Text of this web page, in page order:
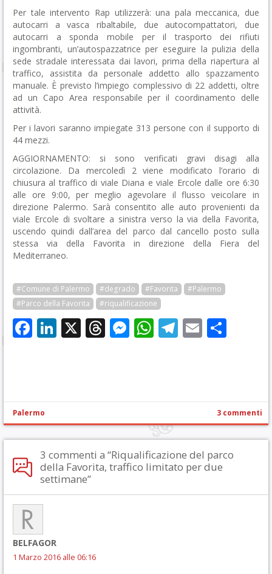
Per tale intervento Rap utilizzerà: una pala meccanica, due
autocarri a vasca ribaltabile, due autocompattatori, due
autocarri a sponda mobile per il trasporto dei rifiuti
ingombranti, un’autospazzatrice per eseguire la pulizia della
sede stradale interessata dai lavori, prima della riapertura al
traffico, assistita da personale addetto allo spazzamento
manuale. È previsto l’impiego complessivo di 22 addetti, oltre
ad un Capo Area responsabile per il coordinamento delle
attività.
Per i lavori saranno impiegate 313 persone con il supporto di
44 mezzi.
AGGIORNAMENTO: si sono verificati gravi disagi alla
circolazione. Da mercoledì 2 viene modificato l’orario di
chiusura al traffico di viale Diana e viale Ercole dalle ore 6:30
alle ore 9:00, per meglio agevolare il flusso veicolare in
direzione Palermo. Sarà consentito alle auto provenienti da
viale Ercole di svoltare a sinistra verso la via della Favorita,
uscendo quindi dall’area del parco dal cancello posto sulla
stessa via della Favorita in direzione della Fiera del
Mediterraneo.
#Comune di Palermo #degrado #Favorita
#Palermo
#Parco della Favorita
#riqualificazione
Facebook
LinkedIn
X Threads
Messenger
WhatsApp
Telegram
Email
Palermo 3 commenti
3 commenti a “Riqualificazione del parco
della Favorita, traffico limitato per due
settimane”
BELFAGOR
1 Marzo 2016 alle 06:16